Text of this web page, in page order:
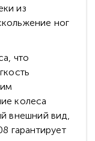
из
ног
что
колеса
внешний вид,
гарантирует